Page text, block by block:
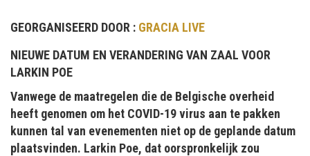
GEORGANISEERD DOOR : GRACIA LIVE
NIEUWE DATUM EN VERANDERING VAN ZAAL VOOR
LARKIN POE
Vanwege de maatregelen die de Belgische overheid
heeft genomen om het COVID-19 virus aan te pakken
kunnen tal van evenementen niet op de geplande datum
plaatsvinden. Larkin Poe, dat oorspronkelijk zou